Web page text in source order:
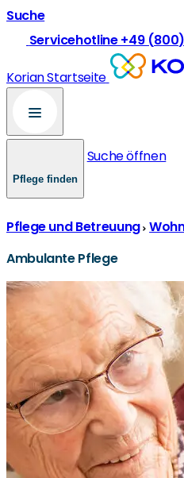
Suche
Servicehotline +49 (800)
Korian Startseite
Pflege finden
Suche öffnen
Pflege und Betreuung
Ambulante Pflege